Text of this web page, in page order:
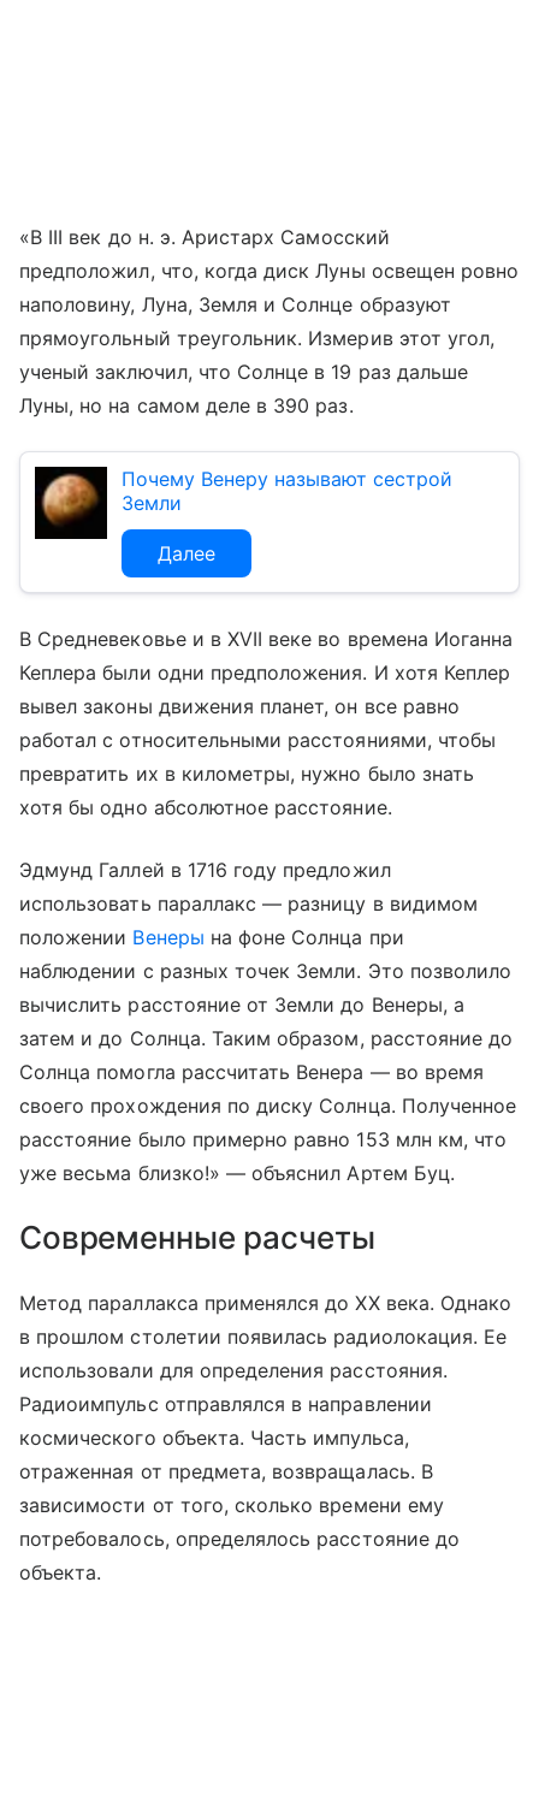
«В III век до н. э. Аристарх Самосский
предположил, что, когда диск Луны освещен ровно
наполовину, Луна, Земля и Солнце образуют
прямоугольный треугольник. Измерив этот угол,
ученый заключил, что Солнце в 19 раз дальше
Луны, но на самом деле в 390 раз.
Почему Венеру называют сестрой
Земли
Далее
В Средневековье и в XVII веке во времена Иоганна
Кеплера были одни предположения. И хотя Кеплер
вывел законы движения планет, он все равно
работал с относительными расстояниями, чтобы
превратить их в километры, нужно было знать
хотя бы одно абсолютное расстояние.
Эдмунд Галлей в 1716 году предложил
использовать параллакс — разницу в видимом
положении Венеры на фоне Солнца при
наблюдении с разных точек Земли. Это позволило
вычислить расстояние от Земли до Венеры, а
затем и до Солнца. Таким образом, расстояние до
Солнца помогла рассчитать Венера — во время
своего прохождения по диску Солнца. Полученное
расстояние было примерно равно 153 млн км, что
уже весьма близко!» — объяснил Артем Буц.
Современные расчеты
Метод параллакса применялся до XX века. Однако
в прошлом столетии появилась радиолокация. Ее
использовали для определения расстояния.
Радиоимпульс отправлялся в направлении
космического объекта. Часть импульса,
отраженная от предмета, возвращалась. В
зависимости от того, сколько времени ему
потребовалось, определялось расстояние до
объекта.